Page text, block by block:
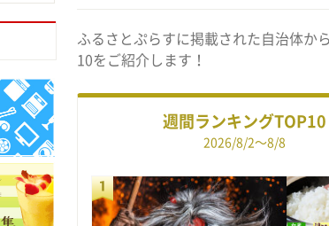
ふるさとぷらすに掲載された自治体か
10をご紹介します！
週間ランキングTOP10
2026/8/2～8/8